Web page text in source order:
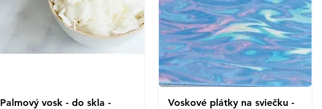
Rychlý náhled
Palmový vosk - do skla -
Rychlý náhled
Voskové plátky na sviečku -